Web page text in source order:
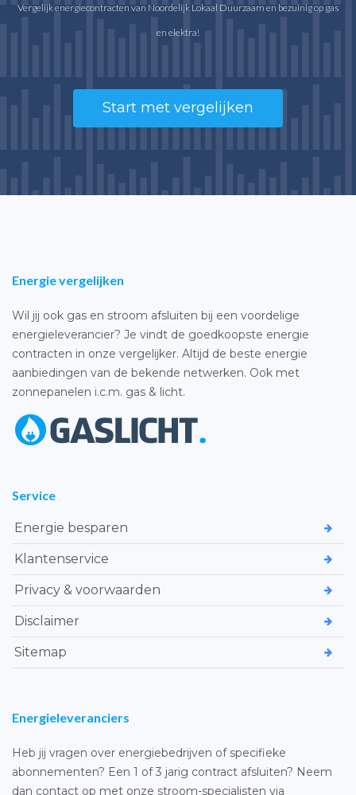
Vergelijk energiecontracten van Noordelijk Lokaal Duurzaam en bezuinig op gas
en elektra!
Start met vergelijken
Energie vergelijken
Wil jij ook gas en stroom afsluiten bij een voordelige
energieleverancier? Je vindt de goedkoopste energie
contracten in onze vergelijker. Altijd de beste energie
aanbiedingen van de bekende netwerken. Ook met
zonnepanelen i.c.m. gas & licht.
Service
Energie besparen
Klantenservice
Privacy & voorwaarden
Disclaimer
Sitemap
Energieleveranciers
Heb jij vragen over energiebedrijven of specifieke
abonnementen? Een 1 of 3 jarig contract afsluiten? Neem
dan contact op met onze stroom-specialisten via